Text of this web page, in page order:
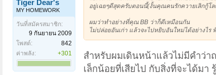
Tiger Dear's
MY HOMEWORK
วันที่สมัครสมาชิก:
9 กันยายน 2009
โพสต์:
842
ค่าพลัง:
+301
อยู่เฉยๆดีสุดครับตอนนี้(งั้นคุณคนรักควายเลิกกู้โล
ผมว่าทำอย่างที่คุณ BB ว่าก็ดีเหมือนกัน
ไม่ปล่อยอันเก่า แล้วจะไปหยิบอันใหม่ได้อย่างไร
สำหรับผมเดินหน้าแล้วไม่มีคำว่า
เล็กน้อยที่เสียไป กับสิ่งที่จะได้ม